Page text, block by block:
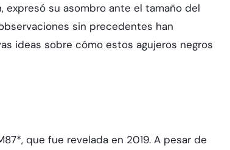
expresó su asombro ante el tamaño del
sin precedentes han
ideas sobre cómo estos agujeros negros
que fue revelada en 2019. A pesar de